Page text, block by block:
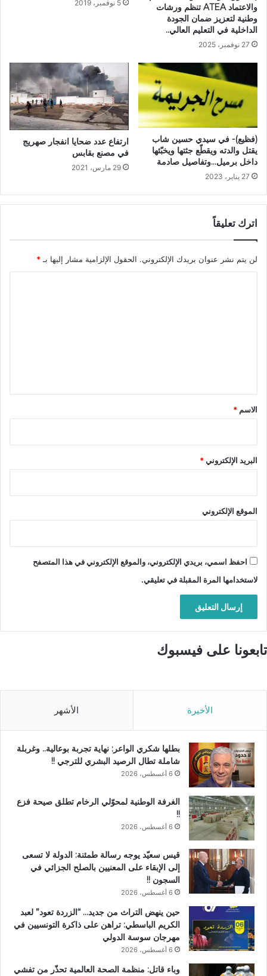
والاعتماد ATEA تنظم ورشات
وطنية لتعزيز ضمان الجودة
الداخلية في التعليم العالي..
27 نوفمبر، 2025
5 نوفمبر، 2019
(فظيع)- في سيدي حسين شاب
يقتل والدته ويقطّع جثتها ويخبّئها
داخل برميل…وتفاصيل صادمة
27 يناير، 2023
ارتفاع عدد ضحايا انفجار صهريج
في مصنع بقابس
29 مارس، 2021
اترك تعليقاً
لن يتم نشر عنوان بريدك الإلكتروني. الحقول الإلزامية مشار إليها بـ*
*
الاسم *
البريد الإلكتروني*
الموقع الإلكتروني
احفظ اسمي، بريدي الإلكتروني، والموقع الإلكتروني في هذا المتصفح
لاستخدامها المرة المقبلة في تعليقي.
تابعونا على فيسبوك
الأخيرة الأشهر
بطلها شكري الواعر: نهاية تجربة بوعالية.. وغربلة
شاملة تطال الرصيد البشري للترجي !!
6 أغسطس، 2026
الغرفة الوطنية لمحوّلي الرخام تطلق صيحة فزع
!!
6 أغسطس، 2026
قيس سعيّد يوجه رسالة طمئنة: الدولة لا تسعى
إلى الإبقاء على المعنيين بالصلح الجزائي في
السجون !!
6 أغسطس، 2026
حين ينهض التراث من جديد… “الزردة تعود” لعبد
الكريم الباسطي: تراهن على ذاكرة التونسيين في
مهرجان سوسة الدولي
6 أغسطس، 2026
وباء قاتل: منظمة الصحة العالمية تحذّر من تفشي